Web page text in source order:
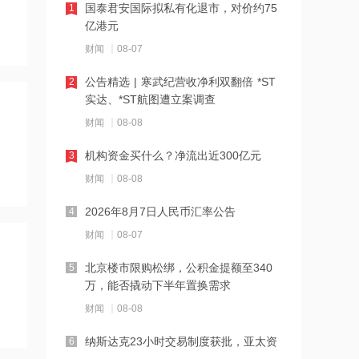
10:45
“白海豚”逼近 福建将防台风应急响应提
10:43
河南发布农田渍涝灾害风险预警
10:40
7月份我国CPI同比上涨0.5%
2026-08-08 23:16
狂增7倍！SK海力士拟推出约710亿美元
国泰君安国际拟私有化退市，对价约75
亿港元
财闻 08-07
1
公告精选 | 寒武纪营收净利双翻倍 *ST
实达、*ST航图遭立案调查
财闻 08-08
2
机构资金买什么？净流出近300亿元
财闻 08-08
3
2026年8月7日人民币汇率公告
财闻 08-07
4
北京楼市限购松绑，公积金提额至340
万，能否撬动下半年置换需求
财闻 08-08
5
纳斯达克23小时交易制度获批，亚太资
6